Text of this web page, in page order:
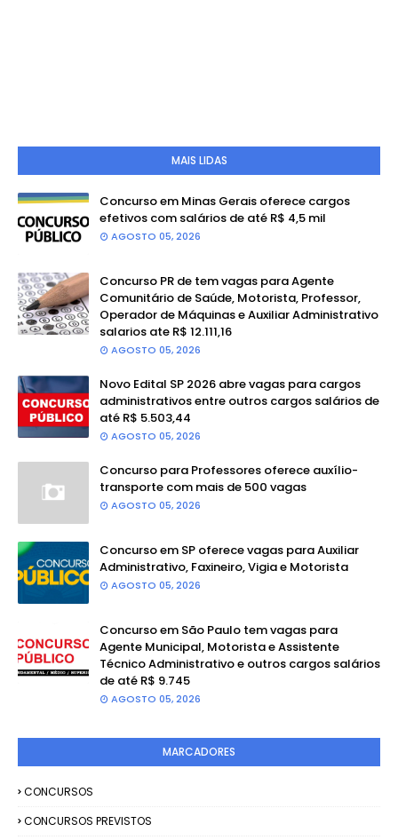
MAIS LIDAS
Concurso em Minas Gerais oferece cargos
efetivos com salários de até R$ 4,5 mil
AGOSTO 05, 2026
Concurso PR de tem vagas para Agente
Comunitário de Saúde, Motorista, Professor,
Operador de Máquinas e Auxiliar Administrativo
salarios ate R$ 12.111,16
AGOSTO 05, 2026
Novo Edital SP 2026 abre vagas para cargos
administrativos entre outros cargos salários de
até R$ 5.503,44
AGOSTO 05, 2026
Concurso para Professores oferece auxílio-
transporte com mais de 500 vagas
AGOSTO 05, 2026
Concurso em SP oferece vagas para Auxiliar
Administrativo, Faxineiro, Vigia e Motorista
AGOSTO 05, 2026
Concurso em São Paulo tem vagas para
Agente Municipal, Motorista e Assistente
Técnico Administrativo e outros cargos salários
de até R$ 9.745
AGOSTO 05, 2026
MARCADORES
CONCURSOS
CONCURSOS PREVISTOS